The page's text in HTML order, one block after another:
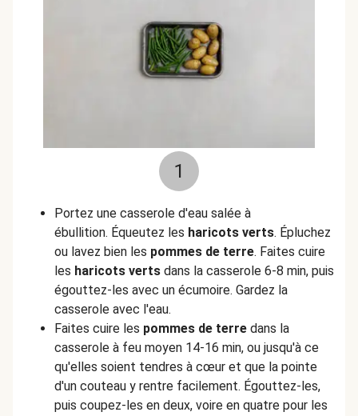
1
Portez une casserole d'eau salée à
ébullition. Équeutez les haricots verts. Épluchez
ou lavez bien les pommes de terre. Faites cuire
les haricots verts dans la casserole 6-8 min, puis
égouttez-les avec un écumoire. Gardez la
casserole avec l'eau.
Faites cuire les pommes de terre dans la
casserole à feu moyen 14-16 min, ou jusqu'à ce
qu'elles soient tendres à cœur et que la pointe
d'un couteau y rentre facilement. Égouttez-les,
puis coupez-les en deux, voire en quatre pour les